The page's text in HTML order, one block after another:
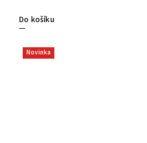
Do košíku
Novinka